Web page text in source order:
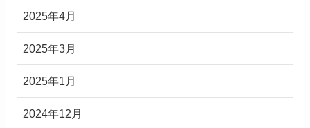
2025年4月
2025年3月
2025年1月
2024年12月